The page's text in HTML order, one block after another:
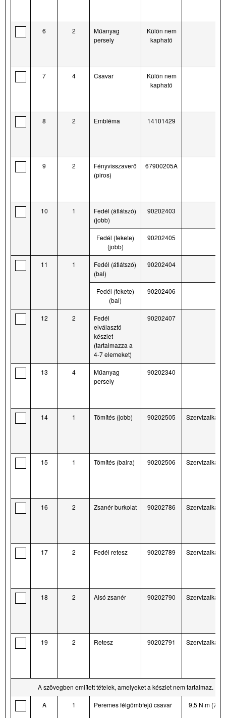
6 2
Műanyag
persely
Külön nem
kapható
7 4 Csavar
Külön nem
kapható
8 2 Embléma 14101429
9 2
Fényvisszaverő
(piros)
67900205A
10 1
Fedél (átlátszó)
(jobb)
90202403
Fedél (fekete)
(jobb)
90202405
11 1
Fedél (átlátszó)
(bal)
90202404
Fedél (fekete)
(bal)
90202406
12 2
Fedél
elválasztó
készlet
(tartalmazza a
4-7 elemeket)
90202407
13 4
Műanyag
persely
90202340
14 1 Tömítés (jobb) 90202505
15 1 Tömítés (balra) 90202506
16 2 Zsanér burkolat 90202786
17 2 Fedél retesz 90202789
18 2 Alsó zsanér 90202790
19 2 Retesz 90202791
A szövegben említett tételek, amelyeket a készlet nem tartalmaz.
A 1 Peremes félgömbfejű csavar 9,5 N·m (7 ft-